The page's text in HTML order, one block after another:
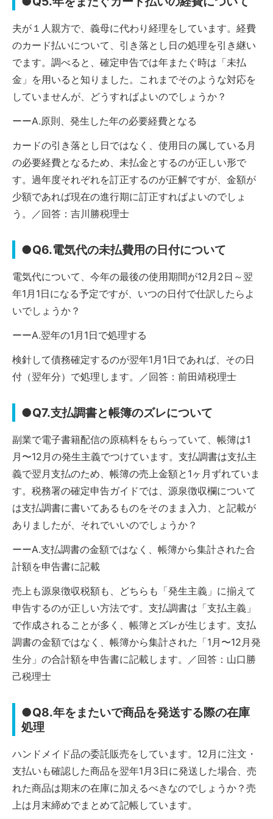
夫が１人親方で、義母に代わり経理をしています。経費
のカード払いについて、引き落とし日の処理を引き継い
でます。調べると、確定申告では年またぐ時は「未払
金」を用いると知りました。これまでそのような対応を
していませんが、どうすればよいのでしょうか？
ーーA.原則、発生した年の必要経費となる
カードの引き落とし日ではなく、使用日の属している月
の必要経費となるため、未払金とするのが正しい形で
す。過年度それぞれを訂正するのが正解ですが、金額が
少額であれば現在の進行期に訂正すればよいのでしょ
う。／回答：吉川勝税理士
●Q6.電気代の未払費用の日付について
電気代について、今年の最後の使用期間が12月2日～翌
年1月1日になる予定ですが、いつの日付で仕訳したらよ
いでしょうか？
ーーA.翌年の1月1日で処理する
検針して債務確定するのが翌年1月1日であれば、その日
付（翌年分）で処理します。／回答：前田靖税理士
●Q7.支払調書と帳簿のズレについて
副業で電子書籍配信の原稿料をもらっていて、帳簿は1
月〜12月の発生主義でつけています。支払調書は支払主
義で翌月支払のため、帳簿の売上金額と1ヶ月ずれていま
す。税務署の確定申告ガイドでは、源泉徴収欄について
は支払調書に書いてあるものをそのまま入力、と記載が
ありましたが、それでいいのでしょうか？
ーーA.支払調書の金額ではなく、帳簿から集計された合
計額を申告書に記載
売上も源泉徴収税額も、どちらも「発生主義」に揃えて
申告するのが正しい方法です。支払調書は「支払主義」
で作成されることが多く、帳簿とズレが生じます。支払
調書の金額ではなく、帳簿から集計された「1月〜12月発
生分」の合計額を申告書に記載します。／回答：山口勝
己税理士
●Q8.年をまたいで商品を発送する際の在庫
処理
ハンドメイド品の委託販売をしています。12月に注文・
支払いも確認した商品を翌年1月3日に発送した場合、売
れた商品は期末の在庫に加えるべきなのでしょうか？売
上は月末締めでまとめて記帳しています。